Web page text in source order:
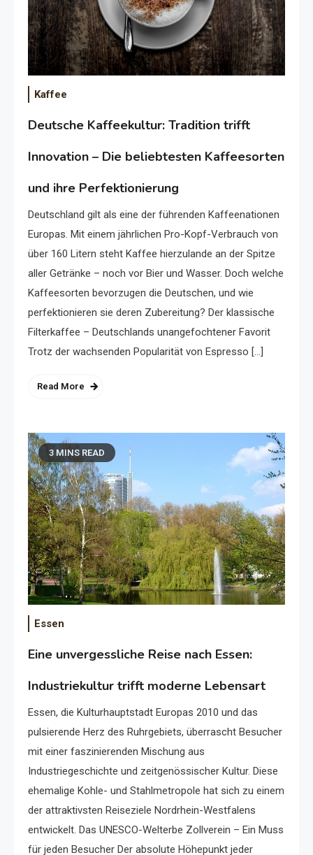
Kaffee
Deutsche Kaffeekultur: Tradition trifft
Innovation – Die beliebtesten Kaffeesorten
und ihre Perfektionierung
Deutschland gilt als eine der führenden Kaffeenationen
Europas. Mit einem jährlichen Pro-Kopf-Verbrauch von
über 160 Litern steht Kaffee hierzulande an der Spitze
aller Getränke – noch vor Bier und Wasser. Doch welche
Kaffeesorten bevorzugen die Deutschen, und wie
perfektionieren sie deren Zubereitung? Der klassische
Filterkaffee – Deutschlands unangefochtener Favorit
Trotz der wachsenden Popularität von Espresso […]
Read More
3 MINS READ
Essen
Eine unvergessliche Reise nach Essen:
Industriekultur trifft moderne Lebensart
Essen, die Kulturhauptstadt Europas 2010 und das
pulsierende Herz des Ruhrgebiets, überrascht Besucher
mit einer faszinierenden Mischung aus
Industriegeschichte und zeitgenössischer Kultur. Diese
ehemalige Kohle- und Stahlmetropole hat sich zu einem
der attraktivsten Reiseziele Nordrhein-Westfalens
entwickelt. Das UNESCO-Welterbe Zollverein – Ein Muss
für jeden Besucher Der absolute Höhepunkt jeder